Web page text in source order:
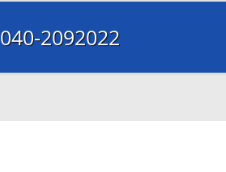
040-2092022